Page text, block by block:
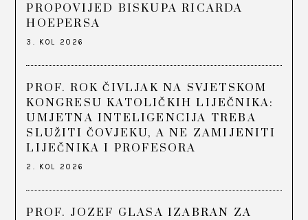
PROPOVIJED BISKUPA RICARDA
HOEPERSA
3. KOL 2026
PROF. ROK ČIVLJAK NA SVJETSKOM
KONGRESU KATOLIČKIH LIJEČNIKA:
UMJETNA INTELIGENCIJA TREBA
SLUŽITI ČOVJEKU, A NE ZAMIJENITI
LIJEČNIKA I PROFESORA
2. KOL 2026
PROF. JOZEF GLASA IZABRAN ZA